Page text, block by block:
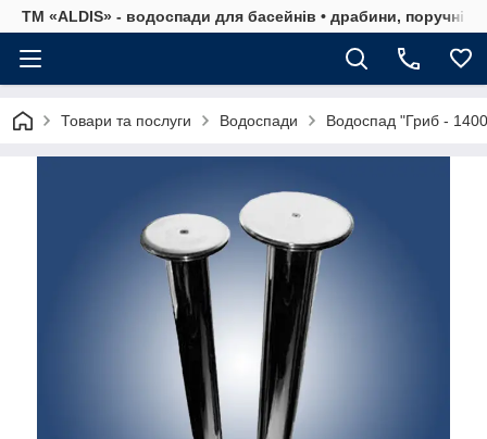
ТМ «ALDIS» - водоспади для басейнів • драбини, поручні,
Товари та послуги Водоспади Водоспад "Гриб -